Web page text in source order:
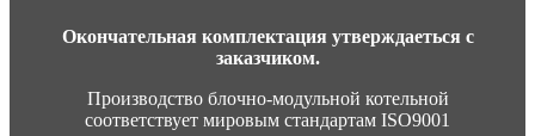
Окончательная комплектация утверждаеться с
заказчиком.
Производство блочно-модульной котельной
соответствует мировым стандартам ISO9001